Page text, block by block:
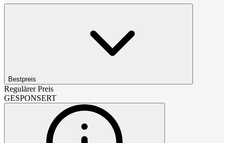
Bestpreis
Regulärer Preis
GESPONSERT